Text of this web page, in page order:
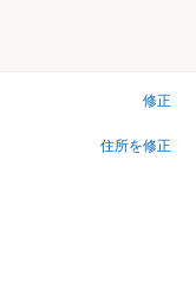
修正
住所を修正